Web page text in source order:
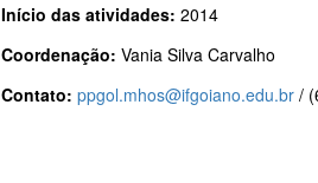
Início das atividades: 2014
Coordenação: Vania Silva Carvalho
Contato: ppgol.mhos@ifgoiano.edu.br /